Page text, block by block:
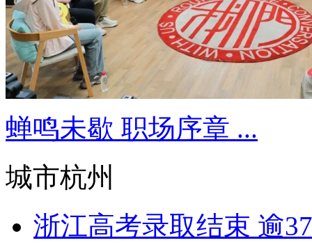
蝉鸣未歇 职场序章 ...
城市杭州
浙江高考录取结束 逾